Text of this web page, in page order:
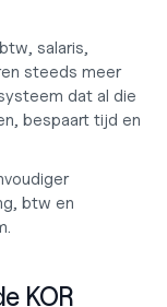
salaris,
steeds meer
dat al die
bespaart tijd en
btw en
KOR